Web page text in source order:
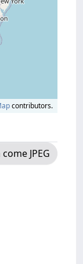
contributors.
JPEG